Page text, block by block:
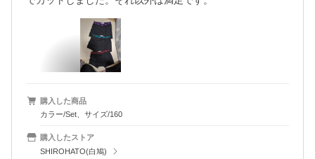
購入した商品
カラー/Set、サイズ/160
購入したストア
SHIROHATO(白鳩)